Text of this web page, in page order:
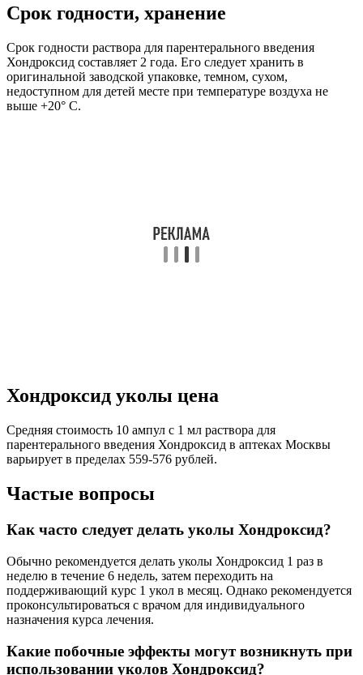
Срок годности, хранение
Срок годности раствора для парентерального введения
Хондроксид составляет 2 года. Его следует хранить в
оригинальной заводской упаковке, темном, сухом,
недоступном для детей месте при температуре воздуха не
выше +20° С.
Хондроксид уколы цена
Средняя стоимость 10 ампул с 1 мл раствора для
парентерального введения Хондроксид в аптеках Москвы
варьирует в пределах 559-576 рублей.
Частые вопросы
Как часто следует делать уколы Хондроксид?
Обычно рекомендуется делать уколы Хондроксид 1 раз в
неделю в течение 6 недель, затем переходить на
поддерживающий курс 1 укол в месяц. Однако рекомендуется
проконсультироваться с врачом для индивидуального
назначения курса лечения.
Какие побочные эффекты могут возникнуть при
использовании уколов Хондроксид?